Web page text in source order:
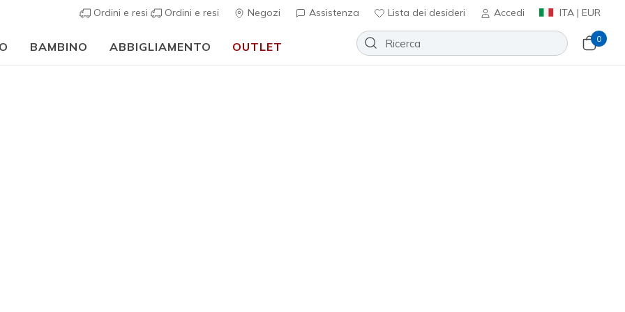
Ordini e resi Ordini e resi Negozi Assistenza Lista dei desideri Accedi ITA | EUR
BAMBINO ABBIGLIAMENTO OUTLET
0